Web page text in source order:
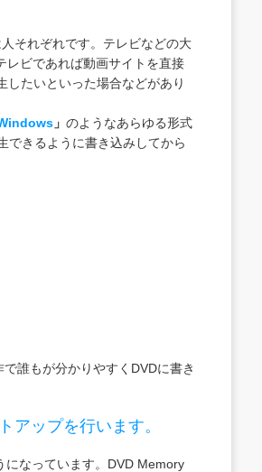
それぞれです。テレビなどの大
レビであれば動画サイトを直接
たいといった場合などがあり
」 のようなあらゆる形式
できるように書き込みしてから
誰もが分かりやすくDVDに書き
ップを行います。
になっています。DVD Memory